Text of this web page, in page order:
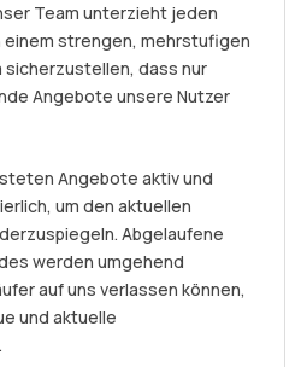
Team unterzieht jeden
strengen, mehrstufigen
sicherzustellen, dass nur
Angebote unsere Nutzer
Angebote aktiv und
um den aktuellen
Abgelaufene
werden umgehend
auf uns verlassen können,
und aktuelle